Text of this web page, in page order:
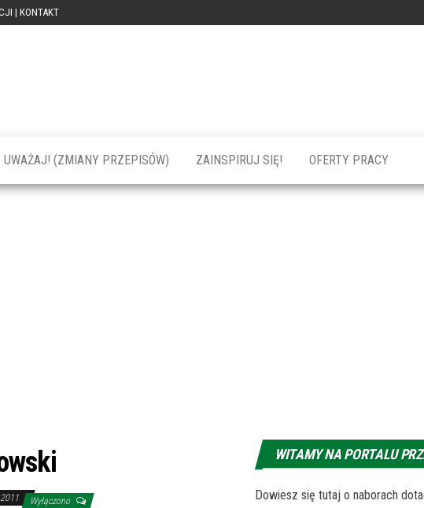
| KONTAKT
UWAŻAJ! (ZMIANY PRZEPISÓW) ZAINSPIRUJ SIĘ! OFERTY PRACY
Wyłączono
WITAMY NA PORTALU
Dowiesz się tutaj o naborach